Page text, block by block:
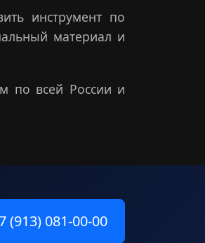
инструмент по
материал и
по всей России и
(913) 081-00-00